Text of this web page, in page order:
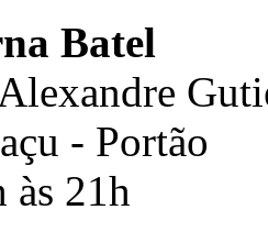
Batel
- Portão
às 21h